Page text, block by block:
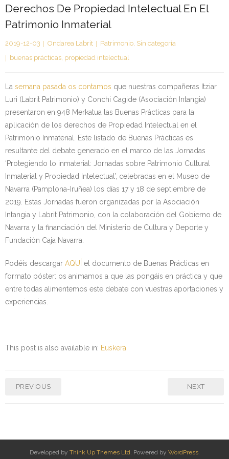
Kontaktua | Contacto
Derechos De Propiedad Intelectual En El
Patrimonio Inmaterial
2019-12-03 Ondarea Labrit Patrimonio, Sin categoría
buenas prácticas, propiedad intelectual
La semana pasada os contamos que nuestras compañeras Itziar
Luri (Labrit Patrimonio) y Conchi Cagide (Asociación Intangia)
presentaron en 948 Merkatua las Buenas Prácticas para la
aplicación de los derechos de Propiedad Intelectual en el
Patrimonio Inmaterial. Este listado de Buenas Prácticas es
resultante del debate generado en el marco de las Jornadas
‘Protegiendo lo inmaterial: Jornadas sobre Patrimonio Cultural
Inmaterial y Propiedad Intelectual’, celebradas en el Museo de
Navarra (Pamplona-Iruñea) los días 17 y 18 de septiembre de
2019. Estas Jornadas fueron organizadas por la Asociación
Intangia y Labrit Patrimonio, con la colaboración del Gobierno de
Navarra y la financiación del Ministerio de Cultura y Deporte y
Fundación Caja Navarra.
Podéis descargar AQUÍ el documento de Buenas Prácticas en
formato póster: os animamos a que las pongáis en práctica y que
entre todas alimentemos este debate con vuestras aportaciones y
experiencias.
This post is also available in: Euskera
PREVIOUS NEXT
Developed by Think Up Themes Ltd. Powered by WordPress.